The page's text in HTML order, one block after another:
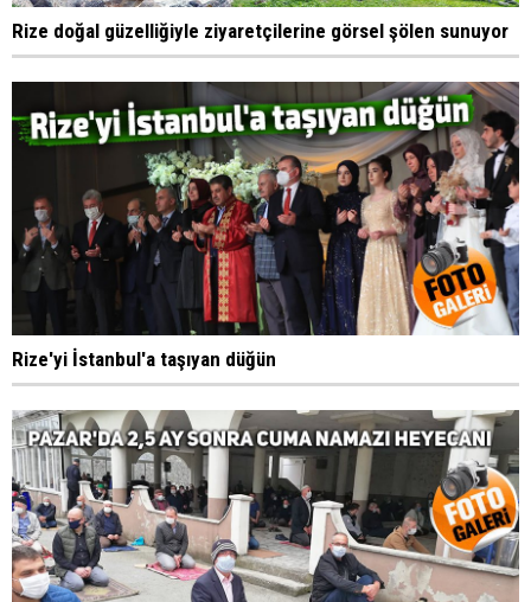
Rize doğal güzelliğiyle ziyaretçilerine görsel şölen sunuyor
Rize'yi İstanbul'a taşıyan düğün